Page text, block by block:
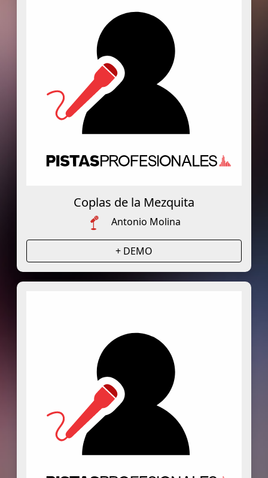
Coplas de la Mezquita
Antonio Molina
+ DEMO